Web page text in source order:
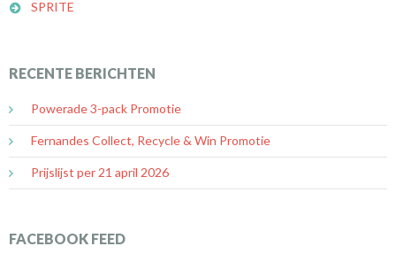
SPRITE
RECENTE BERICHTEN
Powerade 3-pack Promotie
Fernandes Collect, Recycle & Win Promotie
Prijslijst per 21 april 2026
FACEBOOK FEED